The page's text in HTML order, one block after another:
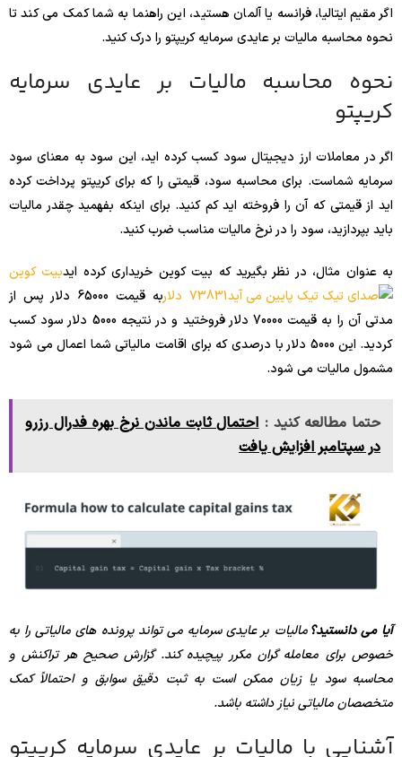
اگر مقیم ایتالیا، فرانسه یا آلمان هستید، این راهنما به شما کمک می کند تا
نحوه محاسبه مالیات بر عایدی سرمایه کریپتو را درک کنید.
نحوه محاسبه مالیات بر عایدی سرمایه
کریپتو
اگر در معاملات ارز دیجیتال سود کسب کرده اید، این سود به معنای سود
سرمایه شماست. برای محاسبه سود، قیمتی را که برای کریپتو پرداخت کرده
اید از قیمتی که آن را فروخته اید کم کنید. برای اینکه بفهمید چقدر مالیات
باید بپردازید، سود را در نرخ مالیات مناسب ضرب کنید.
به عنوان مثال، در نظر بگیرید که بیت کوین خریداری کرده ایدبیت کوین
73831 دلار
به قیمت 65000 دلار پس از
مدتی آن را به قیمت 70000 دلار فروختید و در نتیجه 5000 دلار سود کسب
کردید. این 5000 دلار با درصدی که برای اقامت مالیاتی شما اعمال می شود
مشمول مالیات می شود.
حتما مطالعه کنید : احتمال ثابت ماندن نرخ بهره فدرال رزرو
در سپتامبر افزایش یافت
آیا می دانستید؟مالیات بر عایدی سرمایه می تواند پرونده های مالیاتی را به
خصوص برای معامله گران مکرر پیچیده کند. گزارش صحیح هر تراکنش و
محاسبه سود یا زیان ممکن است به ثبت دقیق سوابق و احتمالاً کمک
متخصصان مالیاتی نیاز داشته باشد.
آشنایی با مالیات بر عایدی سرمایه کریپتو